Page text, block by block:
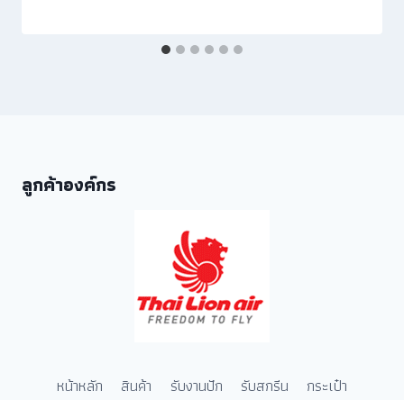
ลูกค้าองค์กร
หน้าหลัก สินค้า รับงานปัก รับสกรีน กระเป๋า